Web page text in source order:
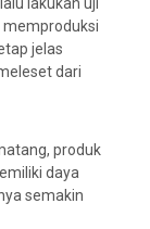
jelas
dari
produk
daya
semakin